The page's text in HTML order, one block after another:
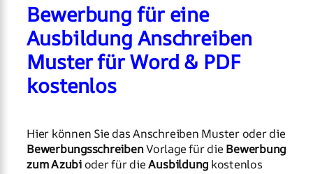
Bewerbung für eine
Ausbildung Anschreiben
Muster für Word & PDF
kostenlos
Hier können Sie das Anschreiben Muster oder die
BewerbungsschreibenVorlage für die Bewerbung
zum Azubioder für dieAusbildung kostenlos